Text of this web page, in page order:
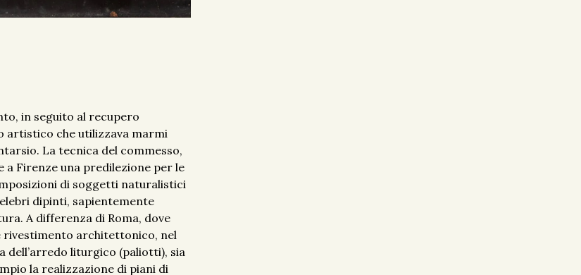
in seguito al recupero
artistico che utilizzava marmi
La tecnica del commesso,
Firenze una predilezione per le
di soggetti naturalistici
dipinti, sapientemente
A differenza di Roma, dove
rivestimento architettonico, nel
dell’arredo liturgico (paliotti), sia
la realizzazione di piani di